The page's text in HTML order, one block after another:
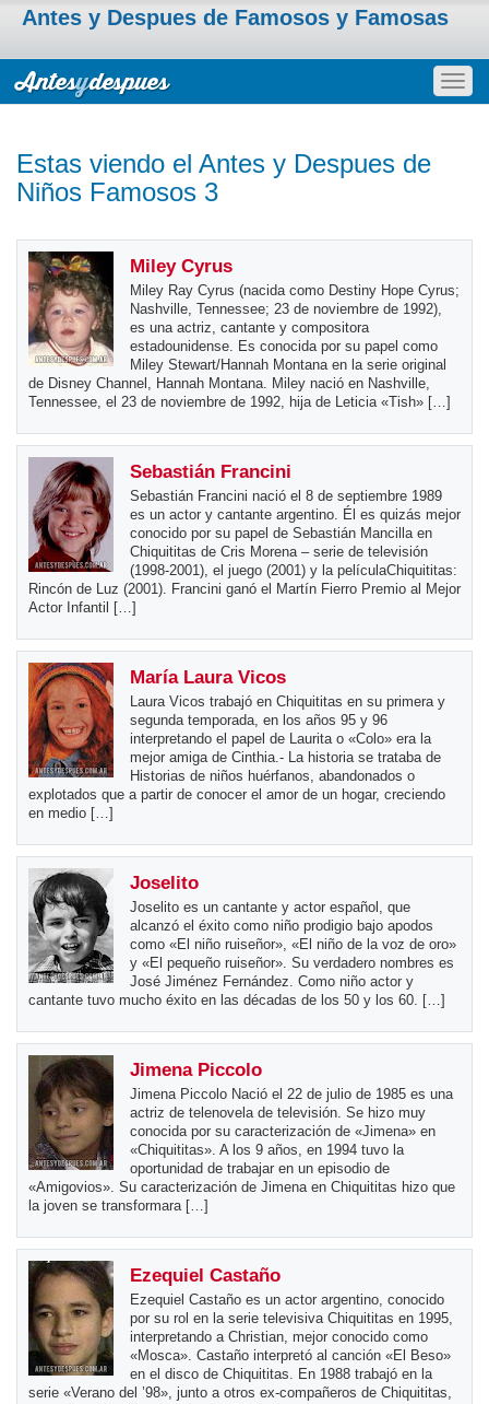
Antes y Despues de Famosos y Famosas
Estas viendo el Antes y Despues de
Niños Famosos 3
Miley Cyrus
Miley Ray Cyrus (nacida como Destiny Hope Cyrus;
Nashville, Tennessee; 23 de noviembre de 1992),
es una actriz, cantante y compositora
estadounidense. Es conocida por su papel como
Miley Stewart/Hannah Montana en la serie original
de Disney Channel, Hannah Montana. Miley nació en Nashville,
Tennessee, el 23 de noviembre de 1992, hija de Leticia «Tish» […]
Sebastián Francini
Sebastián Francini nació el 8 de septiembre 1989
es un actor y cantante argentino. Él es quizás mejor
conocido por su papel de Sebastián Mancilla en
Chiquititas de Cris Morena – serie de televisión
(1998-2001), el juego (2001) y la películaChiquititas:
Rincón de Luz (2001). Francini ganó el Martín Fierro Premio al Mejor
Actor Infantil […]
María Laura Vicos
Laura Vicos trabajó en Chiquititas en su primera y
segunda temporada, en los años 95 y 96
interpretando el papel de Laurita o «Colo» era la
mejor amiga de Cinthia.- La historia se trataba de
Historias de niños huérfanos, abandonados o
explotados que a partir de conocer el amor de un hogar, creciendo
en medio […]
Joselito
Joselito es un cantante y actor español, que
alcanzó el éxito como niño prodigio bajo apodos
como «El niño ruiseñor», «El niño de la voz de oro»
y «El pequeño ruiseñor». Su verdadero nombres es
José Jiménez Fernández. Como niño actor y
cantante tuvo mucho éxito en las décadas de los 50 y los 60. […]
Jimena Piccolo
Jimena Piccolo Nació el 22 de julio de 1985 es una
actriz de telenovela de televisión. Se hizo muy
conocida por su caracterización de «Jimena» en
«Chiquititas». A los 9 años, en 1994 tuvo la
oportunidad de trabajar en un episodio de
«Amigovios». Su caracterización de Jimena en Chiquititas hizo que
la joven se transformara […]
Ezequiel Castaño
Ezequiel Castaño es un actor argentino, conocido
por su rol en la serie televisiva Chiquititas en 1995,
interpretando a Christian, mejor conocido como
«Mosca». Castaño interpretó al canción «El Beso»
en el disco de Chiquititas. En 1988 trabajó en la
serie «Verano del ’98», junto a otros ex-compañeros de Chiquititas,